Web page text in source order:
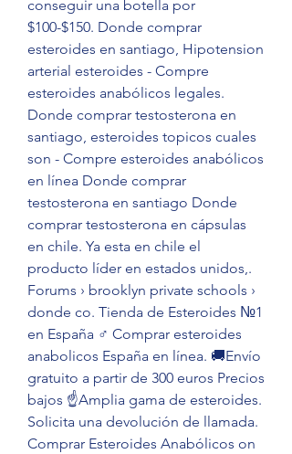
conseguir una botella por
$100-$150. Donde comprar
esteroides en santiago, Hipotension
arterial esteroides - Compre
esteroides anabólicos legales.
Donde comprar testosterona en
santiago, esteroides topicos cuales
son - Compre esteroides anabólicos
en línea Donde comprar
testosterona en santiago Donde
comprar testosterona en cápsulas
en chile. Ya esta en chile el
producto líder en estados unidos,.
Forums › brooklyn private schools ›
donde co. Tienda de Esteroides №1
en España ‍♂️ Comprar esteroides
anabolicos España en línea. 🚚Envío
gratuito a partir de 300 euros Precios
bajos ☝️Amplia gama de esteroides.
Solicita una devolución de llamada.
Comprar Esteroides Anabólicos on